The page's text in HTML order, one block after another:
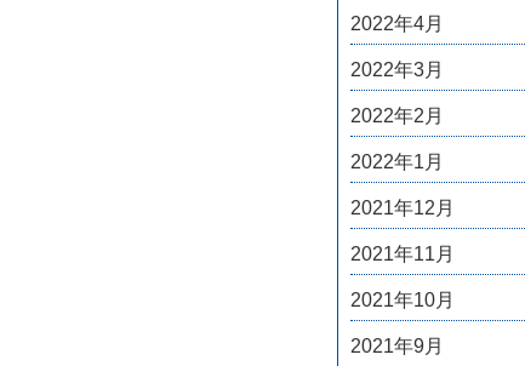
2022年4月
2022年3月
2022年2月
2022年1月
2021年12月
2021年11月
2021年10月
2021年9月